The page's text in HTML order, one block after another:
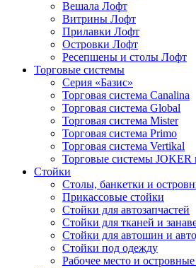
Вешала Лофт
Витрины Лофт
Прилавки Лофт
Островки Лофт
Ресепшены и столы Лофт
Торговые системы
Серия «Базис»
Торговая система Canalina
Торговая система Global
Торговая система Mister
Торговая система Primo
Торговая система Vertikal
Торговые системы JOKER
Стойки
Столы, банкетки и
Прикассовые стойки
Стойки для автозапчастей
Стойки для тканей и
Стойки для автошин и
Стойки под одежду
Рабочее место и